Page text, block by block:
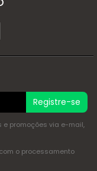
Registre-se
e promoções via e-mail,
o processamento